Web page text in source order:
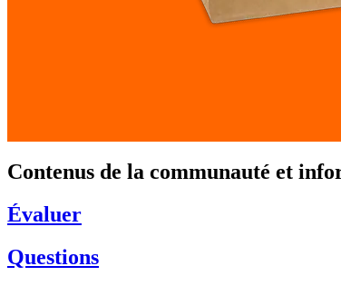
Contenus de la communauté et
Évaluer
Questions